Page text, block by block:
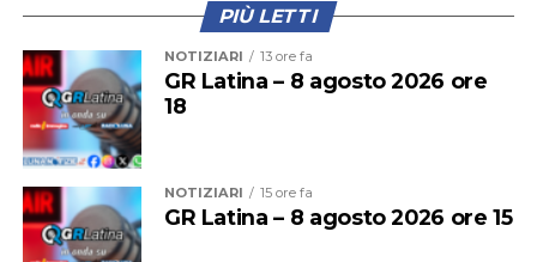
Il provvedimento disciplina anche la somministrazione
di bevande alcoliche e le attività di intrattenimento
musicale e danzante, con l’obiettivo di prevenire
situazioni di criticità legate agli assembramenti e
all’utilizzo improprio delle spiagge.
PIÙ LETTI
NOTIZIARI 13 ore fa
GR Latina – 8 agosto 2026 ore
18
NOTIZIARI 15 ore fa
GR Latina – 8 agosto 2026 ore 15